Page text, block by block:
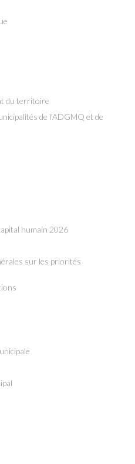
du territoire
de l’ADGMQ et de
humain 2026
sur les priorités